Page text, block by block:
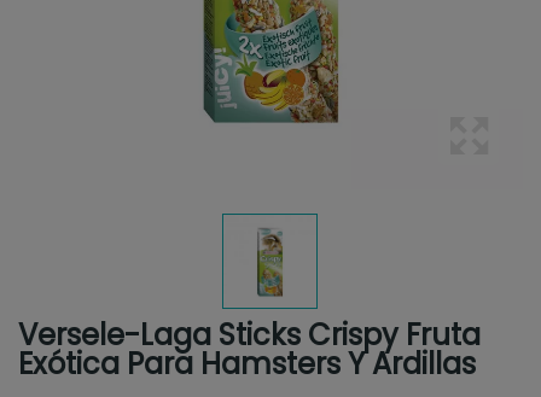
Versele-Laga Sticks Crispy Fruta
Exótica Para Hamsters Y Ardillas